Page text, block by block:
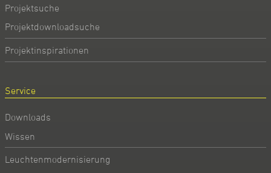
Projektsuche
Projektdownloadsuche
Projektinspirationen
Service
Downloads
Wissen
Leuchtenmodernisierung